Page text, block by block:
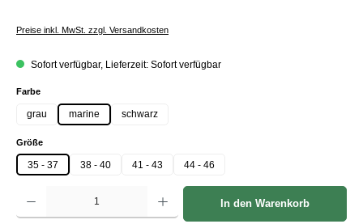
Preise inkl. MwSt. zzgl. Versandkosten
Sofort verfügbar, Lieferzeit: Sofort verfügbar
Farbeauswählen
grau marine schwarz
Größeauswählen
35 - 37 38 - 40 41 - 43 44 - 46
Produkt Anzahl: Gib den gewünschten Wert ein oder benutze die Schaltflächen um die
In den Warenkorb